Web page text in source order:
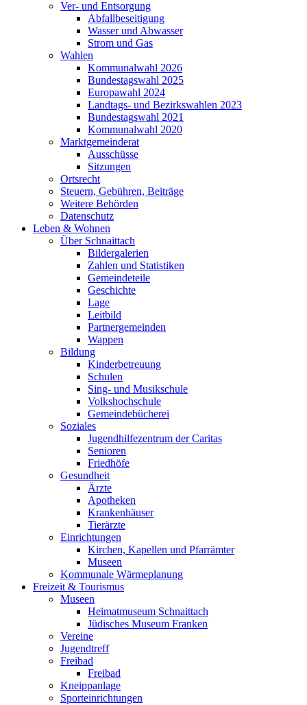
Ver- und Entsorgung
Abfallbeseitigung
Wasser und Abwasser
Strom und Gas
Wahlen
Kommunalwahl 2026
Bundestagswahl 2025
Europawahl 2024
Landtags- und Bezirkswahlen 2023
Bundestagswahl 2021
Kommunalwahl 2020
Marktgemeinderat
Ausschüsse
Sitzungen
Ortsrecht
Steuern, Gebühren, Beiträge
Weitere Behörden
Datenschutz
Leben & Wohnen
Über Schnaittach
Bildergalerien
Zahlen und Statistiken
Gemeindeteile
Geschichte
Lage
Leitbild
Partnergemeinden
Wappen
Bildung
Kinderbetreuung
Schulen
Sing- und Musikschule
Volkshochschule
Gemeindebücherei
Soziales
Jugendhilfezentrum der Caritas
Senioren
Friedhöfe
Gesundheit
Ärzte
Apotheken
Krankenhäuser
Tierärzte
Einrichtungen
Kirchen, Kapellen und Pfarrämter
Museen
Kommunale Wärmeplanung
Freizeit & Tourismus
Museen
Heimatmuseum Schnaittach
Jüdisches Museum Franken
Vereine
Jugendtreff
Freibad
Freibad
Kneippanlage
Sporteinrichtungen